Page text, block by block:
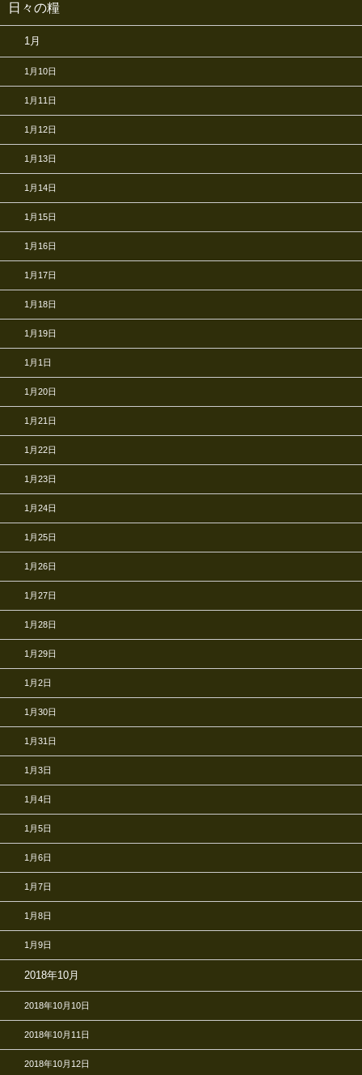
日々の糧
1月
1月10日
1月11日
1月12日
1月13日
1月14日
1月15日
1月16日
1月17日
1月18日
1月19日
1月1日
1月20日
1月21日
1月22日
1月23日
1月24日
1月25日
1月26日
1月27日
1月28日
1月29日
1月2日
1月30日
1月31日
1月3日
1月4日
1月5日
1月6日
1月7日
1月8日
1月9日
2018年10月
2018年10月10日
2018年10月11日
2018年10月12日